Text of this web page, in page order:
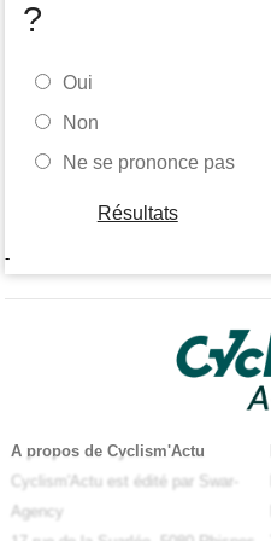
?
Oui
Non
Ne se prononce pas
Résultats
-
A propos de Cyclism'Actu
Cyclism'Actu est édité par Swar-
Agency